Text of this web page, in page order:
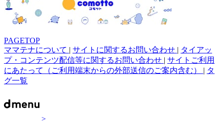
PAGETOP
ママテナについて | サイトに関するお問い合わせ | タイアッ
プ・コンテンツ配信等に関するお問い合わせ | サイトご利用
にあたって（ご利用端末からの外部送信のご案内含む） | タ
グ一覧
>